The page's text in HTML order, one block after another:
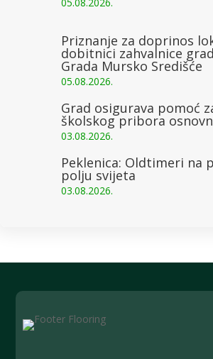
Priznanje za doprinos
dobitnici zahvalnice
Grada Mursko Središće
05.08.2026.
Grad osigurava pomoć
školskog pribora
03.08.2026.
Peklenica: Oldtimeri na
polju svijeta
03.08.2026.